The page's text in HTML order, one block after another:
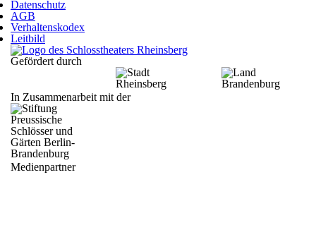
Datenschutz
AGB
Verhaltenskodex
Leitbild
Gefördert durch
In Zusammenarbeit mit der
Medienpartner